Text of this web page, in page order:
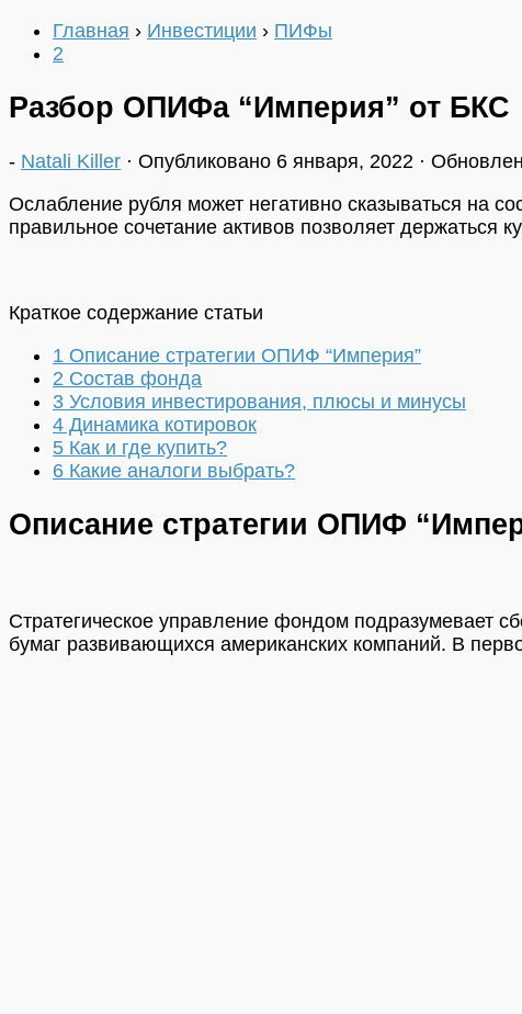
Главная › Инвестиции › ПИФы
2
Разбор ОПИФа “Империя” от БКС
- Natali Killer · Опубликовано 6 января, 2022 ·
Ослабление рубля может негативно сказываться на
правильное сочетание активов позволяет держаться
Краткое содержание статьи
1 Описание стратегии ОПИФ “Империя”
2 Состав фонда
3 Условия инвестирования, плюсы и минусы
4 Динамика котировок
5 Как и где купить?
6 Какие аналоги выбрать?
Описание стратегии ОПИФ
Стратегическое управление фондом подразумевает
бумаг развивающихся американских компаний. В